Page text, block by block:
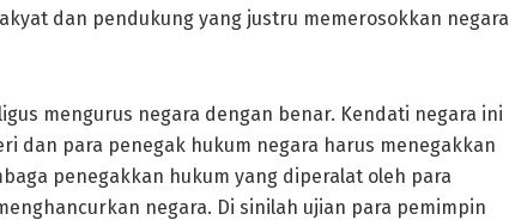
dan pendukung yang justru memerosokkan negara
mengurus negara dengan benar. Kendati negara ini
dan para penegak hukum negara harus menegakkan
penegakkan hukum yang diperalat oleh para
negara. Di sinilah ujian para pemimpin